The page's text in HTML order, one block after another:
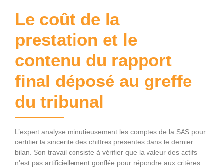
Le coût de la
prestation et le
contenu du rapport
final déposé au greffe
du tribunal
L’expert analyse minutieusement les comptes de la SAS pour
certifier la sincérité des chiffres présentés dans le dernier
bilan. Son travail consiste à vérifier que la valeur des actifs
n’est pas artificiellement gonflée pour répondre aux critères